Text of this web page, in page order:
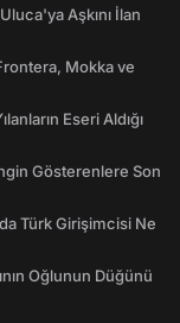
Aşkını İlan
Mokka ve
Eseri Aldığı
Gösterenlere Son
Türk Girişimcisi Ne
Oğlunun Düğünü